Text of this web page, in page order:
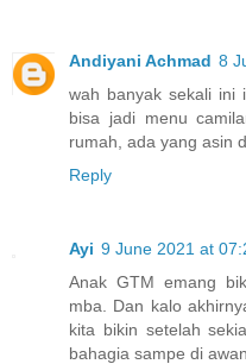
Andiyani Achmad 8
wah banyak sekali ini
bisa jadi menu
rumah, ada yang asin
Reply
Ayi 9 June 2021 at
Anak GTM emang
mba. Dan kalo
kita bikin setelah
bahagia sampe di